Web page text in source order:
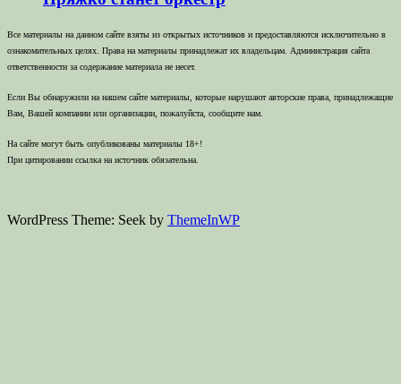
Все материалы на данном сайте взяты из открытых источников и предоставляются исключительно в
ознакомительных целях. Права на материалы принадлежат их владельцам. Администрация сайта
ответственности за содержание материала не несет.
Если Вы обнаружили на нашем сайте материалы, которые нарушают авторские права, принадлежащие
Вам, Вашей компании или организации, пожалуйста, сообщите нам.
На сайте могут быть опубликованы материалы 18+!
При цитировании ссылка на источник обязательна.
WordPress Theme: Seek by ThemeInWP